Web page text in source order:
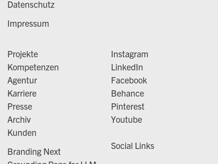
Datenschutz
Impressum
Projekte
Kompetenzen
Agentur
Karriere
Presse
Archiv
Kunden
Branding Next
Instagram
LinkedIn
Facebook
Behance
Pinterest
Youtube
Social Links